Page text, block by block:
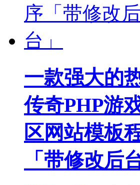
一款强大的
传奇PHP游
区网站模板
「带修改后